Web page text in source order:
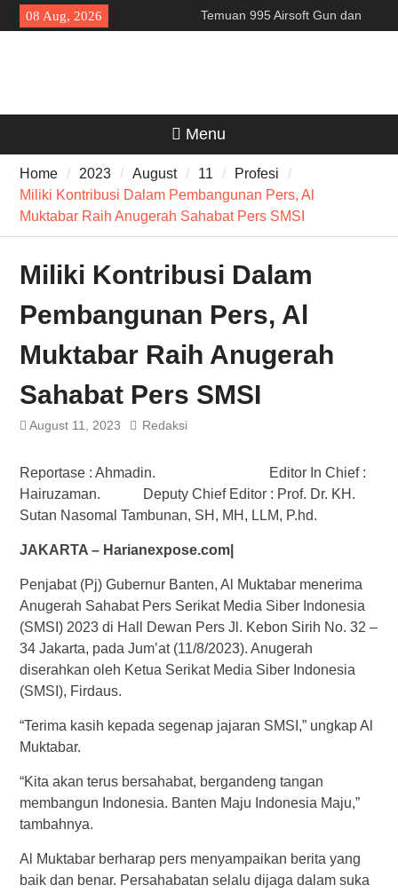
Skip
to
08 Aug, 2026
Temuan 995 Airsoft Gun dan
Narkoba di Sekolah Kebayoran
Masyarakat”
Menu
Home 2023 August 11
Profesi
Miliki Kontribusi Dalam Pembangunan Pers, Al
Muktabar Raih Anugerah Sahabat Pers SMSI
Miliki Kontribusi Dalam
Pembangunan Pers, Al
Muktabar Raih Anugerah
Sahabat Pers SMSI
August 11, 2023 Redaksi
Reportase : Ahmadin. Editor In Chief :
Hairuzaman. Deputy Chief Editor : Prof. Dr. KH.
Sutan Nasomal Tambunan, SH, MH, LLM, P.hd.
JAKARTA – Harianexpose.com|
Penjabat (Pj) Gubernur Banten, Al Muktabar menerima
Anugerah Sahabat Pers Serikat Media Siber Indonesia
(SMSI) 2023 di Hall Dewan Pers Jl. Kebon Sirih No. 32 –
34 Jakarta, pada Jum’at (11/8/2023). Anugerah
diserahkan oleh Ketua Serikat Media Siber Indonesia
(SMSI), Firdaus.
“Terima kasih kepada segenap jajaran SMSI,” ungkap Al
Muktabar.
“Kita akan terus bersahabat, bergandeng tangan
membangun Indonesia. Banten Maju Indonesia Maju,”
tambahnya.
Al Muktabar berharap pers menyampaikan berita yang
baik dan benar. Persahabatan selalu dijaga dalam suka